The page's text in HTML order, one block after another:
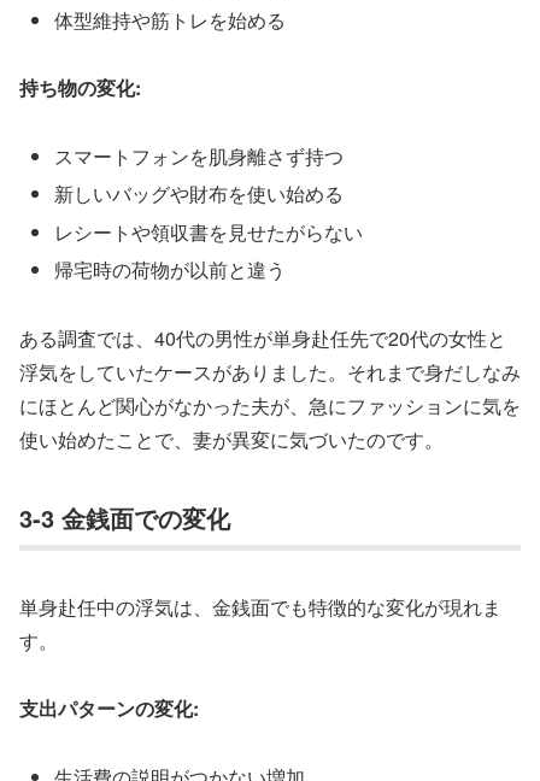
体型維持や筋トレを始める
持ち物の変化:
スマートフォンを肌身離さず持つ
新しいバッグや財布を使い始める
レシートや領収書を見せたがらない
帰宅時の荷物が以前と違う
ある調査では、40代の男性が単身赴任先で20代の女性と
浮気をしていたケースがありました。それまで身だしなみ
にほとんど関心がなかった夫が、急にファッションに気を
使い始めたことで、妻が異変に気づいたのです。
3-3 金銭面での変化
単身赴任中の浮気は、金銭面でも特徴的な変化が現れま
す。
支出パターンの変化: